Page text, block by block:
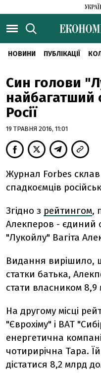
НОВИНИ ПУБЛІКАЦІЇ
Син голови
найбагатший
Росії
19 ТРАВНЯ 2016, 11:01
Журнал Forbes
спадкоємців
Згідно з рейтингом,
Алекперов - єдиний
"Лукойлу" Вагіта
Видання вирішило,
статки батька,
стати власником 8,9
На другому місці
"Єврохіму" і ВАТ
енергетична
чотирирічна Тара.
дістатися 8,2 млрд